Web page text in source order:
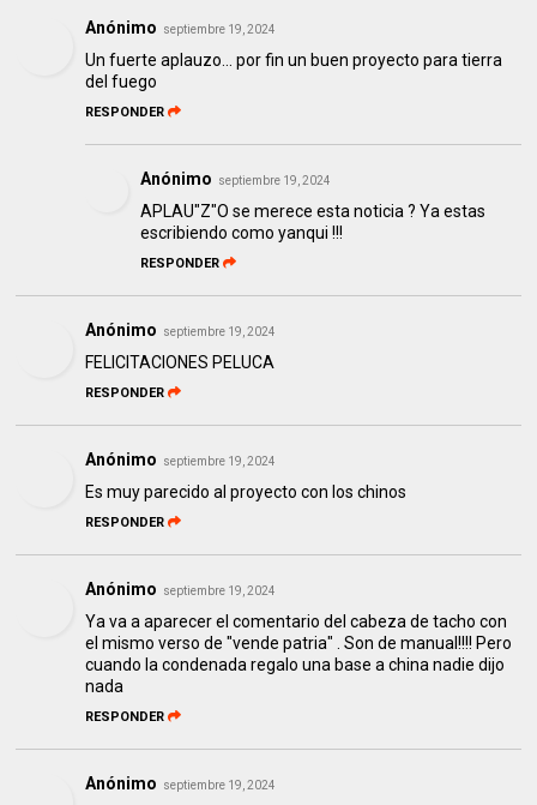
Anónimo septiembre 19, 2024
Un fuerte aplauzo... por fin un buen proyecto para tierra
del fuego
RESPONDER
Anónimo septiembre 19, 2024
APLAU"Z"O se merece esta noticia ? Ya estas
escribiendo como yanqui !!!
RESPONDER
Anónimo septiembre 19, 2024
FELICITACIONES PELUCA
RESPONDER
Anónimo septiembre 19, 2024
Es muy parecido al proyecto con los chinos
RESPONDER
Anónimo septiembre 19, 2024
Ya va a aparecer el comentario del cabeza de tacho con
el mismo verso de "vende patria" . Son de manual!!!! Pero
cuando la condenada regalo una base a china nadie dijo
nada
RESPONDER
Anónimo septiembre 19, 2024